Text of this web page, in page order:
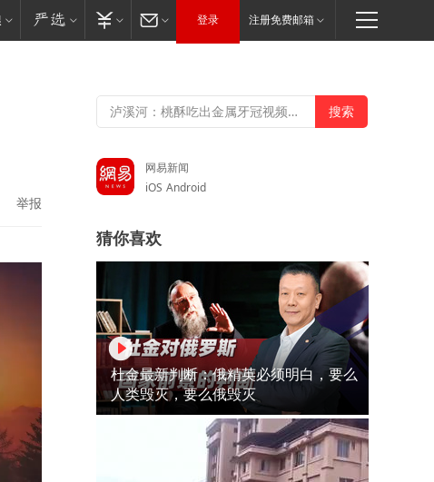
登录 注册免费邮箱
举报
网易新闻
iOS Android
猜你喜欢
杜金最新判断：俄精英必须明白，要么
人类毁灭，要么俄毁灭